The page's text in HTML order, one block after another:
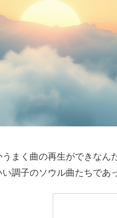
まく曲の再生ができなん
調子のソウル曲たちであ